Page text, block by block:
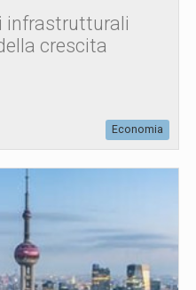
infrastrutturali
crescita
Economia